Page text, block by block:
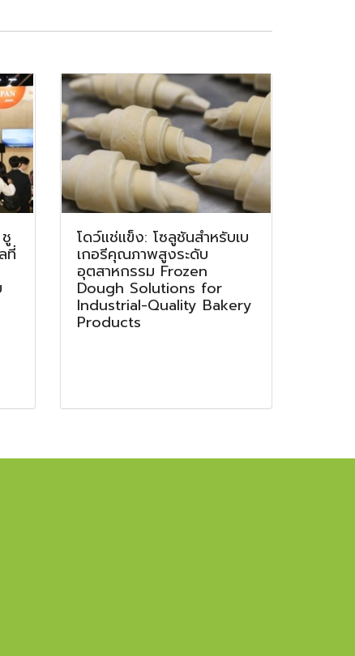
ที่
โดว์แช่แข็ง: โซลูชันสำหรับเบ
เกอรีคุณภาพสูงระดับ
อุตสาหกรรม Frozen
Dough Solutions for
Industrial-Quality Bakery
Products